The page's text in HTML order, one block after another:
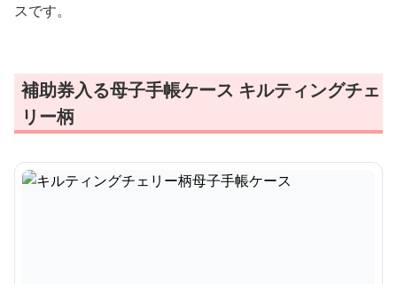
スです。
補助券入る母子手帳ケース キルティングチェ
リー柄